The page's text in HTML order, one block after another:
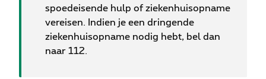
spoedeisende hulp of ziekenhuisopname
vereisen. Indien je een dringende
ziekenhuisopname nodig hebt, bel dan
naar 112.